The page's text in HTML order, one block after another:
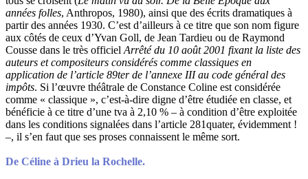
années folles, Anthropos, 1980), ainsi que des écrits dramatiques à
partir des années 1930. C’est d’ailleurs à ce titre que son nom figure
aux côtés de ceux d’Yvan Goll, de Jean Tardieu ou de Raymond
Cousse dans le très officiel Arrêté du 10 août 2001 fixant la liste des
auteurs et compositeurs considérés comme classiques en
application de l’article 89ter de l’annexe III au code général des
impôts. Si l’œuvre théâtrale de Constance Coline est considérée
comme « classique », c’est-à-dire digne d’être étudiée en classe, et
bénéficie à ce titre d’une tva à 2,10 % – à condition d’être exploitée
dans les conditions signalées dans l’article 281quater, évidemment !
–, il s’en faut que ses proses connaissent le même sort.
De Céline à Drieu la Rochelle.